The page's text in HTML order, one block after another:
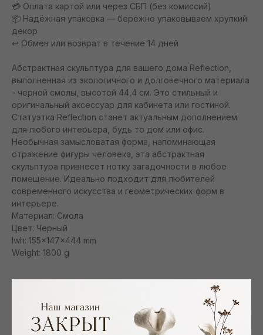
💳 Оплата картой или через СБП (без комиссий)
📦 Надёжная упаковка — бережно упаковываем хрупкий
декор
↩️ Обмен или возврат в течение 14 дней
Абстрактная скульптура для вашего дома Reflection,
выполненная из экологичного и долговечного материала
- черной смолы, высотой 44,4 см. Это стильный и
оригинальный аксессуар для кабинета или гостиной.
Статуэтка Reflection станет актуальным дополнением
для любого интерьера, будь то дом или офис.
Необычная замысловатая форма, напоминающая
отражение фигуры человека, эта абстрактная
скульптура привнесет нотку загадочности в любое
помещение. Идеально подходит для любителей
современного искусства и геометрических форм в
интерьере.
Материал: Смола
Цвет: Черный
lwh: 155x147x444 mm
Weight: 1800 g
NEW